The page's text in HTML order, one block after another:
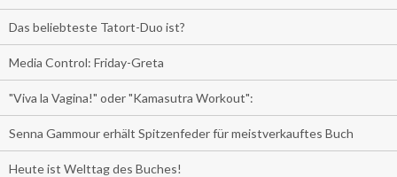
Das beliebteste Tatort-Duo ist?
Media Control: Friday-Greta
"Viva la Vagina!" oder "Kamasutra Workout":
Senna Gammour erhält Spitzenfeder für meistverkauftes Buch
Heute ist Welttag des Buches!